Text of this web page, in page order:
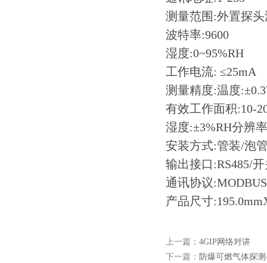
测量范围:外置探
波特率:9600
湿度:0~95%RH
工作电流: ≤25mA
测量精度:温度
有效工作面积:10-
湿度:±3%RH分辨
安装方式:管装/泡
输出接口:RS485/
通讯协议
产品尺寸
上一篇： 4GIP网络对讲
下一篇： 防爆可燃气体探